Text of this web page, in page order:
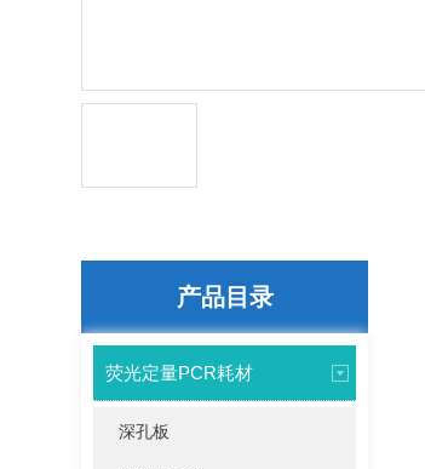
产品目录
荧光定量PCR耗材
深孔板